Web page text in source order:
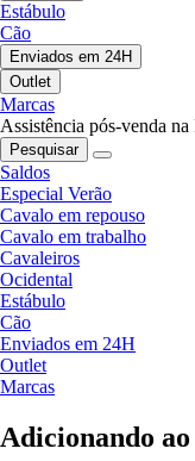
Estábulo
Cão
Enviados em 24H
Outlet
Marcas
Assistência pós-venda na
Pesquisar
Saldos
Especial Verão
Cavalo em repouso
Cavalo em trabalho
Cavaleiros
Ocidental
Estábulo
Cão
Enviados em 24H
Outlet
Marcas
Adicionando